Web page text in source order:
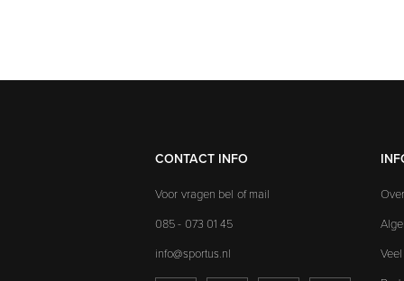
CONTACT INFO
Voor vragen bel of mail
085 - 073 01 45
info@sportus.nl